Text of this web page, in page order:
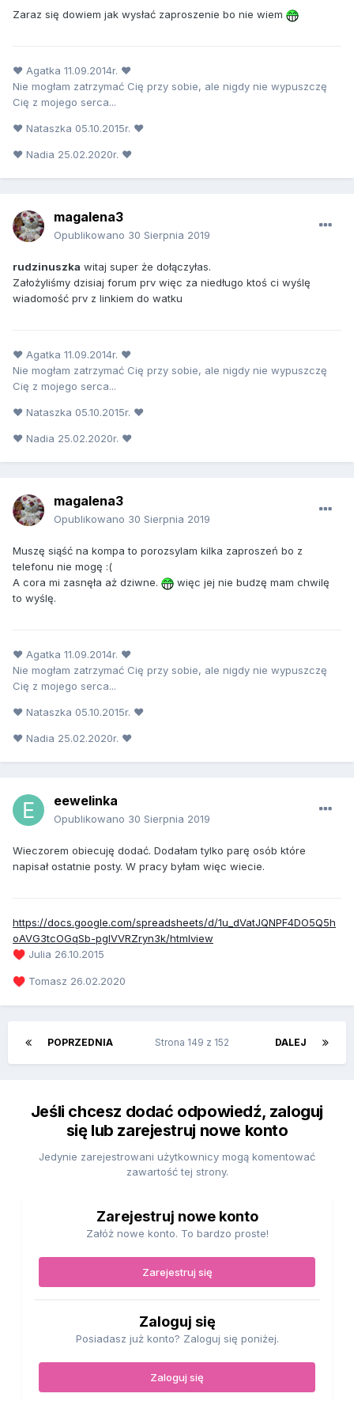
Zaraz się dowiem jak wysłać zaproszenie bo nie wiem
♥ Agatka 11.09.2014r. ♥
Nie mogłam zatrzymać Cię przy sobie, ale nigdy nie wypuszczę
Cię z mojego serca...
♥ Nataszka 05.10.2015r. ♥
♥ Nadia 25.02.2020r. ♥
magalena3
Opublikowano 30 Sierpnia 2019
rudzinuszka witaj super że dołączyłas.
Założyliśmy dzisiaj forum prv więc za niedługo ktoś ci wyślę
wiadomość prv z linkiem do watku
♥ Agatka 11.09.2014r. ♥
Nie mogłam zatrzymać Cię przy sobie, ale nigdy nie wypuszczę
Cię z mojego serca...
♥ Nataszka 05.10.2015r. ♥
♥ Nadia 25.02.2020r. ♥
magalena3
Opublikowano 30 Sierpnia 2019
Muszę siąść na kompa to porozsylam kilka zaproszeń bo z
telefonu nie mogę :(
A cora mi zasnęła aż dziwne.
więc jej nie budzę mam chwilę
to wyślę.
♥ Agatka 11.09.2014r. ♥
Nie mogłam zatrzymać Cię przy sobie, ale nigdy nie wypuszczę
Cię z mojego serca...
♥ Nataszka 05.10.2015r. ♥
♥ Nadia 25.02.2020r. ♥
eewelinka
Opublikowano 30 Sierpnia 2019
Wieczorem obiecuję dodać. Dodałam tylko parę osób które
napisał ostatnie posty. W pracy byłam więc wiecie.
https://docs.google.com/spreadsheets/d/1u_dVatJQNPF4DO5Q5h
oAVG3tcOGqSb-pglVVRZryn3k/htmlview
♥️ Julia 26.10.2015
♥️ Tomasz 26.02.2020
POPRZEDNIA DALEJ
Strona 149 z 152
Jeśli chcesz dodać odpowiedź, zaloguj
się lub zarejestruj nowe konto
Jedynie zarejestrowani użytkownicy mogą komentować
zawartość tej strony.
Zarejestruj nowe konto
Załóż nowe konto. To bardzo proste!
Zarejestruj się
Zaloguj się
Posiadasz już konto? Zaloguj się poniżej.
Zaloguj się